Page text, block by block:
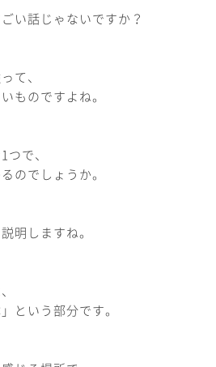
い話じゃないですか？
て、
ものですよね。
で、
のでしょうか。
明しますね。
という部分です。